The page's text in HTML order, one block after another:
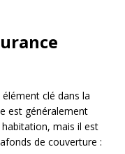
élément clé dans la
est généralement
habitation, mais il est
de couverture :